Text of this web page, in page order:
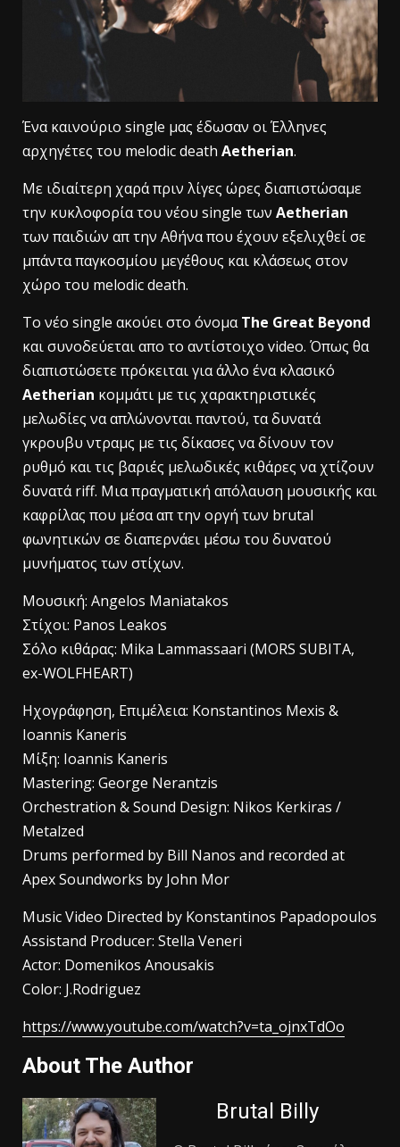
Ένα καινούριο single μας έδωσαν οι Έλληνες
αρχηγέτες του melodic death Aetherian.
Mε ιδιαίτερη χαρά πριν λίγες ώρες διαπιστώσαμε
την κυκλοφορία του νέου single των Aetherian
των παιδιών απ την Αθήνα που έχουν εξελιχθεί σε
μπάντα παγκοσμίου μεγέθους και κλάσεως στον
χώρο του melodic death.
Το νέο single ακούει στο όνομαThe Great Beyond
και συνοδεύεται απο το αντίστοιχο video. Όπως θα
διαπιστώσετε πρόκειται για άλλο ένα κλασικό
Aetherian κομμάτι με τις χαρακτηριστικές
μελωδίες να απλώνονται παντού, τα δυνατά
γκρουβυ ντραμς με τις δίκασες να δίνουν τον
ρυθμό και τις βαριές μελωδικές κιθάρες να χτίζουν
δυνατά riff. Mια πραγματική απόλαυση μουσικής και
καφρίλας που μέσα απ την οργή των brutal
φωνητικών σε διαπερνάει μέσω του δυνατού
μυνήματος των στίχων.
Mουσική: Angelos Maniatakos
Στίχοι: Panos Leakos
Σόλο κιθάρας: Mika Lammassaari (MORS SUBITA,
ex-WOLFHEART)
Ηχογράφηση, Eπιμέλεια: Konstantinos Mexis &
Ioannis Kaneris
Μίξη: Ioannis Kaneris
Mastering: George Nerantzis
Orchestration & Sound Design: Nikos Kerkiras /
Metalzed
Drums performed by Bill Nanos and recorded at
Apex Soundworks by John Mor
Music Video Directed by Konstantinos Papadopoulos
Assistand Producer: Stella Veneri
Actor: Domenikos Anousakis
Color: J.Rodriguez
https://www.youtube.com/watch?v=ta_ojnxTdOo
About The Author
Brutal Billy